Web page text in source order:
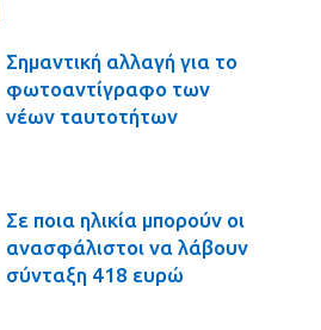
Σημαντική αλλαγή για το
φωτοαντίγραφο των
νέων ταυτοτήτων
Σε ποια ηλικία μπορούν οι
ανασφάλιστοι να λάβουν
σύνταξη 418 ευρώ